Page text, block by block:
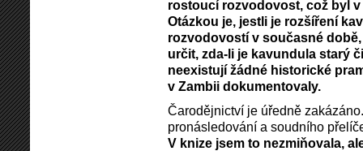
rostoucí rozvodovost, což byl
Otázkou je, jestli je rozšíření
rozvodovostí v současné
určit, zda-li je kavundula starý
neexistují žádné historické
v Zambii dokumentovaly.
Čarodějnictví je úředně
pronásledování a soudního
V knize jsem to nezmiňovala,